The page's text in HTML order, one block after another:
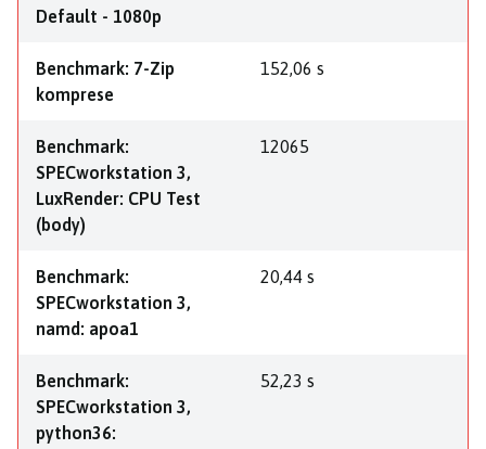
Default - 1080p
Benchmark: 7-Zip
komprese
152,06 s
Benchmark:
SPECworkstation 3,
LuxRender: CPU Test
(body)
12065
Benchmark:
SPECworkstation 3,
namd: apoa1
20,44 s
Benchmark:
SPECworkstation 3,
python36:
52,23 s